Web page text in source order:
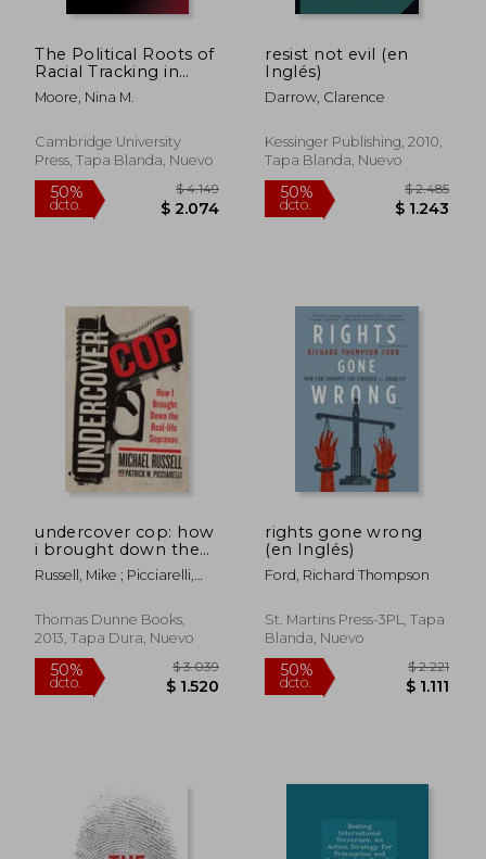
40%
dcto. $ 3.989
50%
dcto.
The Political Roots of
Racial Tracking in
American Criminal
Justice (en Inglés)
Moore, Nina M.
Cambridge University
Press, Tapa Blanda, Nuevo
resist not evil (en
Inglés)
Darrow, Clarence
Kessinger Publishing, 2010,
Tapa Blanda, Nuevo
undercover cop: how
i brought down the
real-life sopranos (en
Inglés)
Russell, Mike ; Picciarelli,
Thomas Dunne Books,
2013, Tapa Dura, Nuevo
rights gone wrong
(en Inglés)
Ford, Richard Thompson
St. Martins Press-3PL, Tapa
Blanda, Nuevo